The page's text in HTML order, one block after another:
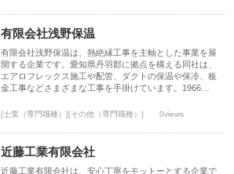
有限会社浅野保温
有限会社浅野保温は、熱絶縁工事を主軸とした事業を展
開する企業です。愛知県丹羽郡に拠点を構える同社は、
エアロフレックス施工や配管、ダクトの保温や保冷、板
金工事などさまざまな工事を手掛けています。1966…
[士業（専門職種）][その他（専門職種）] 0views
近藤工業有限会社
近藤工業有限会社は、安心丁寧をモットーとする企業で